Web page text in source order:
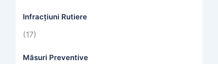
Infracțiuni Rutiere
(17)
Măsuri Preventive